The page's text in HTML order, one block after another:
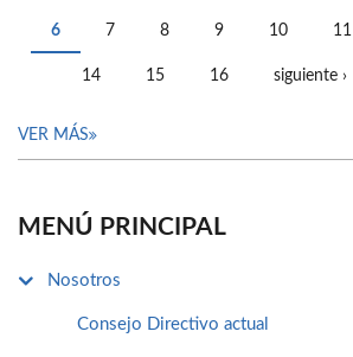
6 7 8 9 10 11
14 15 16 siguiente ›
VER MÁS
MENÚ PRINCIPAL
Nosotros
Consejo Directivo actual